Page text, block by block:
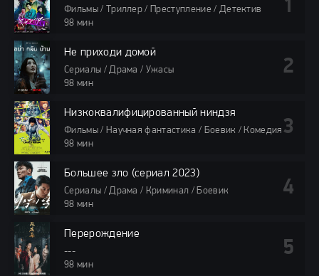
Фильмы / Триллер / Преступление / Детектив
98 мин
Не приходи домой
Сериалы / Драма / Ужасы
98 мин
Низкоквалифицированный ниндзя
Фильмы / Научная фантастика / Боевик / Комедия
98 мин
Большее зло (сериал 2023)
Сериалы / Драма / Криминал / Боевик
98 мин
Перерождение
---
98 мин